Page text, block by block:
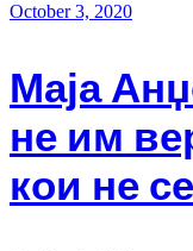
October 3, 2020
Маја
не им
кои не